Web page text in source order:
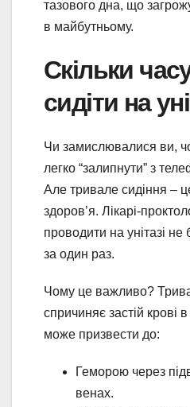
тазового дна, що
в майбутньому.
Скільки
сидіти на
Чи замислювалися ви,
легко “залипнути” з
Але тривале сидіння –
здоров’я. Лікарі-
проводити на унітазі
за один раз.
Чому це важливо?
спричиняє застій крові
може призвести до:
Геморою через
венах.